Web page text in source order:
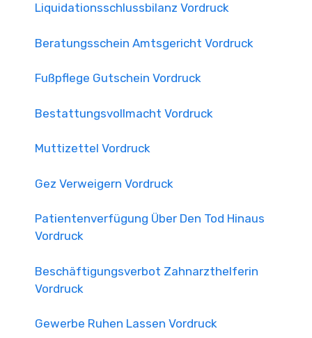
Liquidationsschlussbilanz Vordruck
Beratungsschein Amtsgericht Vordruck
Fußpflege Gutschein Vordruck
Bestattungsvollmacht Vordruck
Muttizettel Vordruck
Gez Verweigern Vordruck
Patientenverfügung Über Den Tod Hinaus
Vordruck
Beschäftigungsverbot Zahnarzthelferin
Vordruck
Gewerbe Ruhen Lassen Vordruck